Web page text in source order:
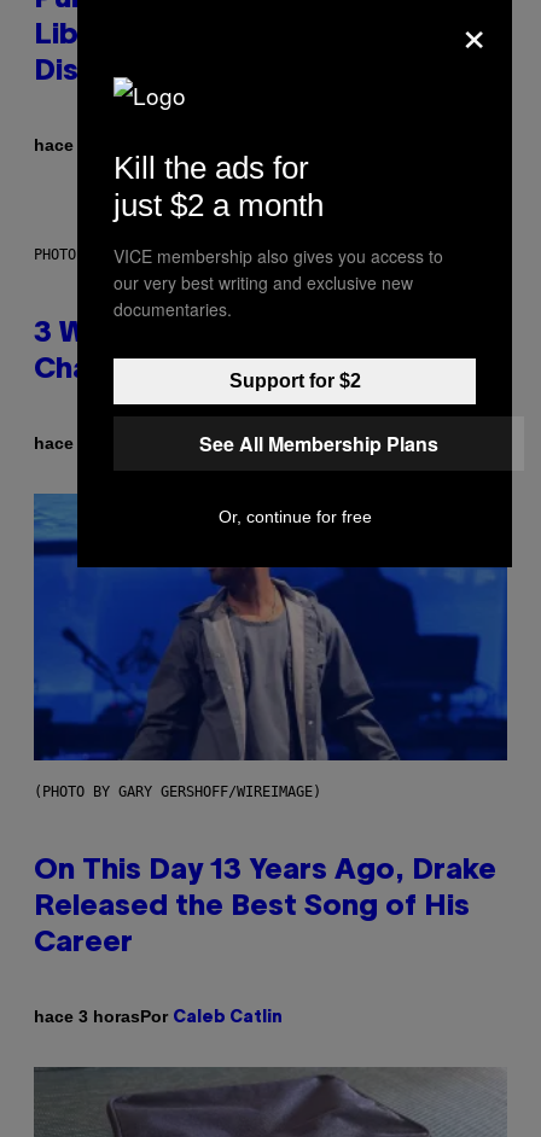
Library Built on Spotify’s
Dismantled Bones
hace 2 horas
PHOTO ILLUSTRATION BY IAN WALDIE/GETTY IMAGES
3 Ways Your Music Taste
Changes as You Get Older
hace 2 horas Dan Milam
(PHOTO BY GARY GERSHOFF/WIREIMAGE)
On This Day 13 Years Ago, Drake
Released the Best Song of His
Career
hace 3 horasPor Caleb Catlin
×
Kill the ads for
just $2 a month
VICE membership also gives you access to
our very best writing and exclusive new
documentaries.
Support for $2
See All Membership Plans
Or, continue for free